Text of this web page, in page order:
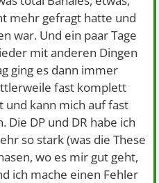
mehr gefragt hatte und
war. Und ein paar Tage
mit anderen Dingen
ging es dann immer
fast komplett
und kann mich auf fast
DP und DR habe ich
so stark (was die These
wo es mir gut geht,
ich mache einen Fehler